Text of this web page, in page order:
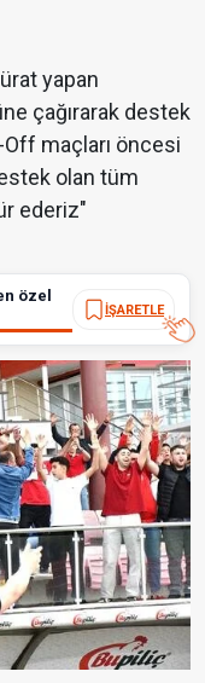
yapan
çağırarak destek
maçları öncesi
olan tüm
ederiz"
özel
İŞARETLE